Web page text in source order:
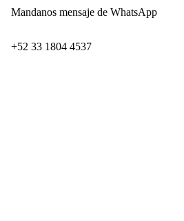
Mandanos mensaje de WhatsApp
‪+52 33 1804 4537‬